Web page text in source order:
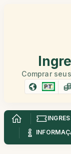
Comprar
PT